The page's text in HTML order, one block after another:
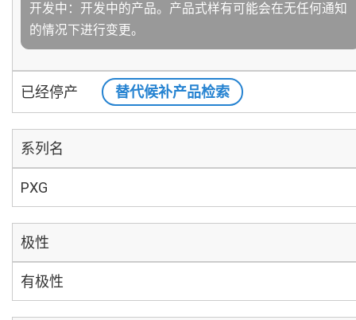
开发中：开发中的产品。产品式样有可能会在无任何通知
的情况下进行变更。
已经停产 替代候补产品检索
系列名
PXG
极性
有极性